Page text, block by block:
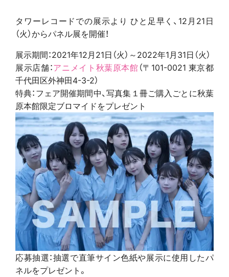
タワーレコードでの展示より ひと足早く、12月21日
（火）からパネル展を開催！
展示期間：2021年12月21日（火）～2022年1月31日（火）
展示店舗：アニメイト秋葉原本館（〒101-0021 東京都
千代田区外神田4-3-2）
特典：フェア開催期間中、写真集１冊ご購入ごとに秋葉
原本館限定ブロマイドをプレゼント
応募抽選：抽選で直筆サイン色紙や展示に使用したパ
ネルをプレゼント。